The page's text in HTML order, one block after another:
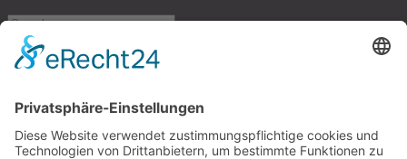
Ich nehme Ihre Schuhe entgegen und begutachte den Zustand,
berate Sie über mögliche Reparaturen und informiere Sie über die
Kosten.